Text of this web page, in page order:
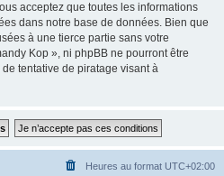
acceptez que toutes les informations
dans notre base de données. Bien que
à une tierce partie sans votre
Kop », ni phpBB ne pourront être
tentative de piratage visant à
Heures au format UTC+02:00